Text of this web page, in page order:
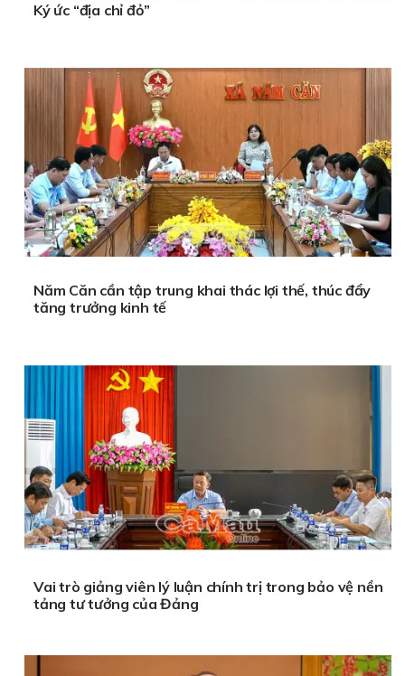
Ký ức “địa chỉ đỏ”
Năm Căn cần tập trung khai thác lợi thế, thúc đẩy
tăng trưởng kinh tế
Vai trò giảng viên lý luận chính trị trong bảo vệ nền
tảng tư tưởng của Đảng